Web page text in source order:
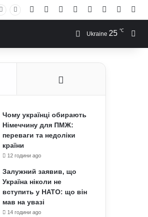
Facebook YouTubeInstagram
RSS Log In
Ukraine 25 ℃
Чому українці обирають
Німеччину для ПМЖ:
переваги та недоліки
країни
12 години ago
Залужний заявив, що
Україна ніколи не
вступить у НАТО: що він
мав на увазі
14 години ago